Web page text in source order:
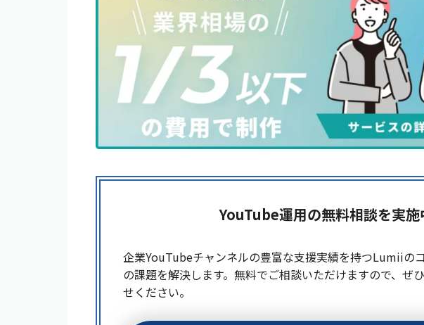
YouTube運用の無料相談を実施
企業YouTubeチャンネルの豊富な支援実績を持つLumiiの
の課題を解決します。無料でご相談いただけますので、ぜ
せください。